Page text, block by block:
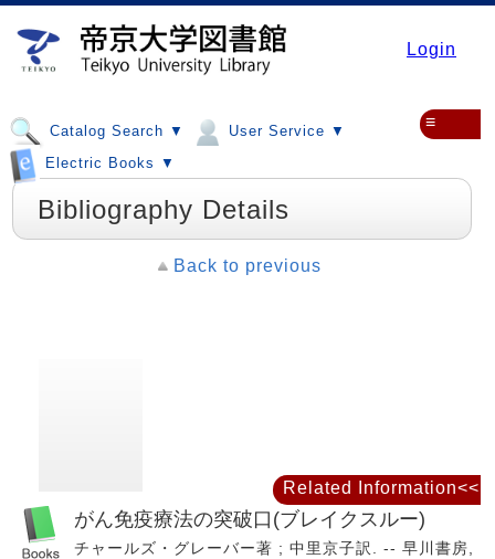
Login
Catalog Search ▼
User Service ▼
Electric Books ▼
≡
Bibliography Details
Back to previous
がん免疫療法の突破口(ブレイクスルー)
チャールズ・グレーバー著 ; 中里京子訳. -- 早川書房,
Related Information<<